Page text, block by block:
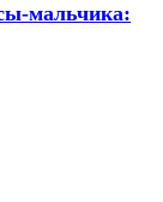
мальчика: